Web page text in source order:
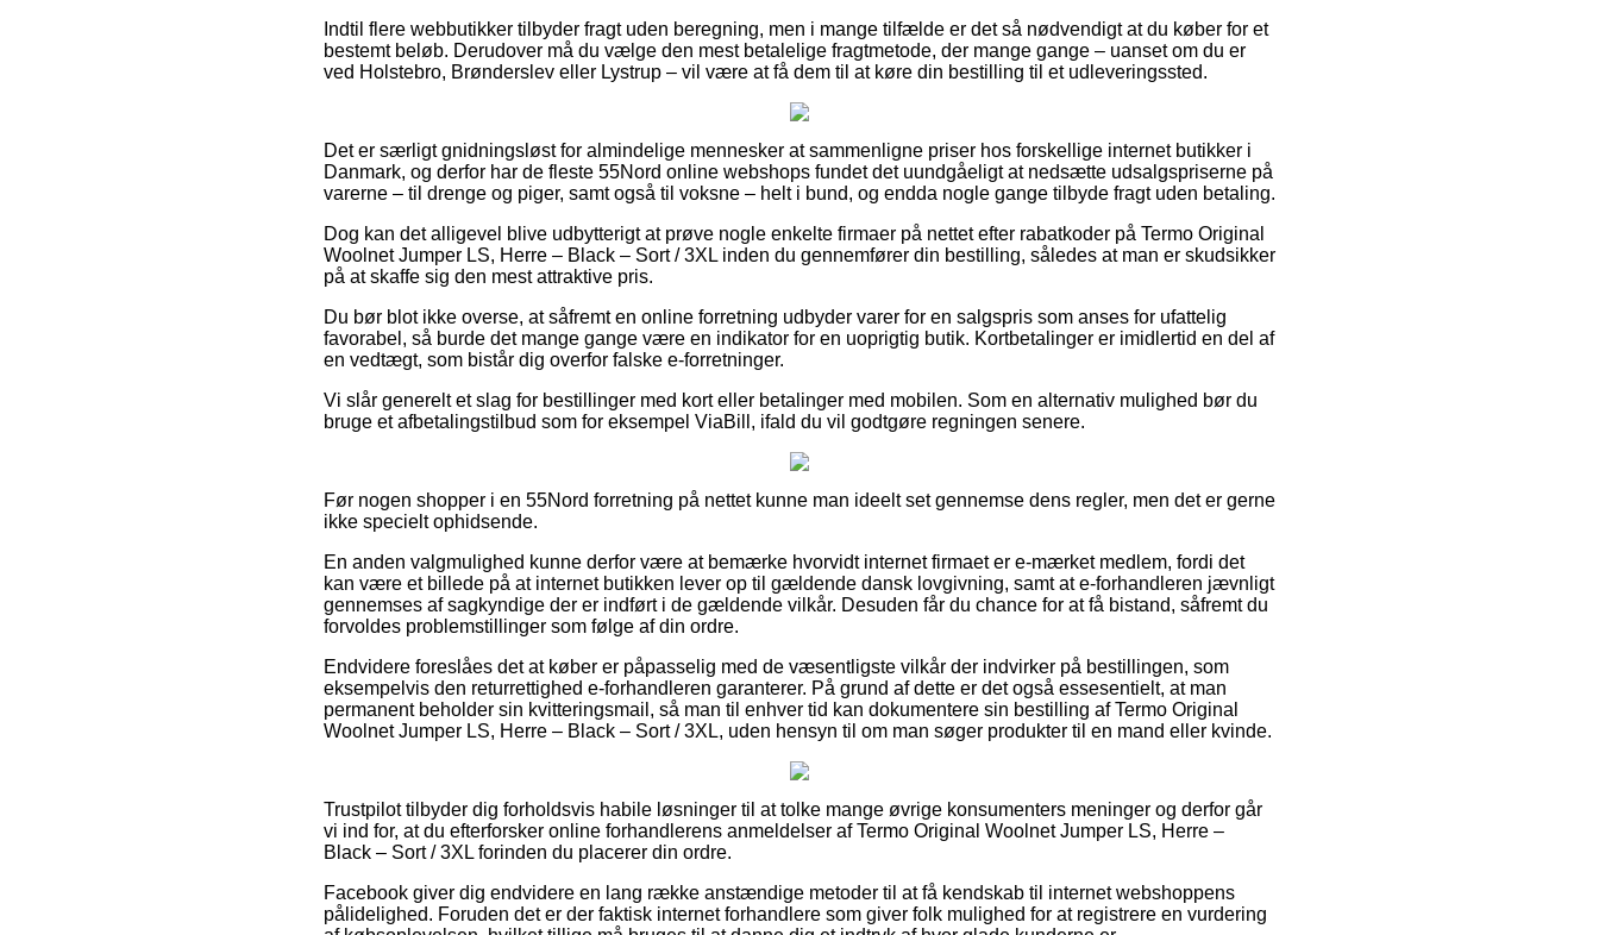
Indtil flere webbutikker tilbyder fragt uden beregning, men i mange tilfælde er det så nødvendigt at du køber for et
bestemt beløb. Derudover må du vælge den mest betalelige fragtmetode, der mange gange – uanset om du er
ved Holstebro, Brønderslev eller Lystrup – vil være at få dem til at køre din bestilling til et udleveringssted.
Det er særligt gnidningsløst for almindelige mennesker at sammenligne priser hos forskellige internet butikker i
Danmark, og derfor har de fleste 55Nord online webshops fundet det uundgåeligt at nedsætte udsalgspriserne på
varerne – til drenge og piger, samt også til voksne – helt i bund, og endda nogle gange tilbyde fragt uden betaling.
Dog kan det alligevel blive udbytterigt at prøve nogle enkelte firmaer på nettet efter rabatkoder på Termo Original
Woolnet Jumper LS, Herre – Black – Sort / 3XL inden du gennemfører din bestilling, således at man er skudsikker
på at skaffe sig den mest attraktive pris.
Du bør blot ikke overse, at såfremt en online forretning udbyder varer for en salgspris som anses for ufattelig
favorabel, så burde det mange gange være en indikator for en uoprigtig butik. Kortbetalinger er imidlertid en del af
en vedtægt, som bistår dig overfor falske e-forretninger.
Vi slår generelt et slag for bestillinger med kort eller betalinger med mobilen. Som en alternativ mulighed bør du
bruge et afbetalingstilbud som for eksempel ViaBill, ifald du vil godtgøre regningen senere.
Før nogen shopper i en 55Nord forretning på nettet kunne man ideelt set gennemse dens regler, men det er gerne
ikke specielt ophidsende.
En anden valgmulighed kunne derfor være at bemærke hvorvidt internet firmaet er e-mærket medlem, fordi det
kan være et billede på at internet butikken lever op til gældende dansk lovgivning, samt at e-forhandleren jævnligt
gennemses af sagkyndige der er indført i de gældende vilkår. Desuden får du chance for at få bistand, såfremt du
forvoldes problemstillinger som følge af din ordre.
Endvidere foreslåes det at køber er påpasselig med de væsentligste vilkår der indvirker på bestillingen, som
eksempelvis den returrettighed e-forhandleren garanterer. På grund af dette er det også essesentielt, at man
permanent beholder sin kvitteringsmail, så man til enhver tid kan dokumentere sin bestilling af Termo Original
Woolnet Jumper LS, Herre – Black – Sort / 3XL, uden hensyn til om man søger produkter til en mand eller kvinde.
Trustpilot tilbyder dig forholdsvis habile løsninger til at tolke mange øvrige konsumenters meninger og derfor går
vi ind for, at du efterforsker online forhandlerens anmeldelser af Termo Original Woolnet Jumper LS, Herre –
Black – Sort / 3XL forinden du placerer din ordre.
Facebook giver dig endvidere en lang række anstændige metoder til at få kendskab til internet webshoppens
pålidelighed. Foruden det er der faktisk internet forhandlere som giver folk mulighed for at registrere en vurdering